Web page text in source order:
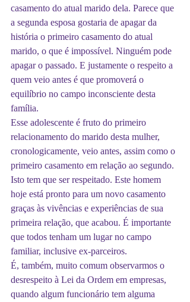
casamento do atual marido dela. Parece que
a segunda esposa gostaria de apagar da
história o primeiro casamento do atual
marido, o que é impossível. Ninguém pode
apagar o passado. E justamente o respeito a
quem veio antes é que promoverá o
equilíbrio no campo inconsciente desta
família.
Esse adolescente é fruto do primeiro
relacionamento do marido desta mulher,
cronologicamente, veio antes, assim como o
primeiro casamento em relação ao segundo.
Isto tem que ser respeitado. Este homem
hoje está pronto para um novo casamento
graças às vivências e experiências de sua
primeira relação, que acabou. É importante
que todos tenham um lugar no campo
familiar, inclusive ex-parceiros.
É, também, muito comum observarmos o
desrespeito à Lei da Ordem em empresas,
quando algum funcionário tem alguma